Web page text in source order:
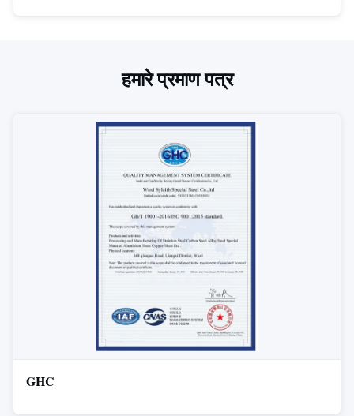
हमारे प्रमाण पत्र
GHC